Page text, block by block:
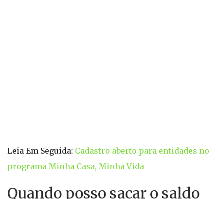
Leia Em Seguida: Cadastro aberto para entidades no
programa Minha Casa, Minha Vida
Quando posso sacar o saldo